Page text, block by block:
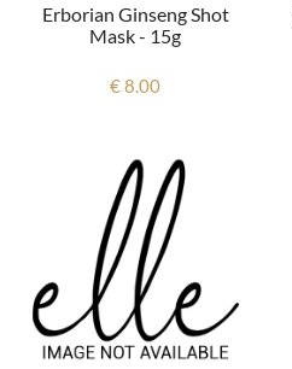
Erborian Ginseng Shot
Mask - 15g
€ 8.00